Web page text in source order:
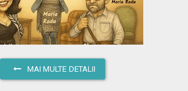
MAI MULTE DETALII